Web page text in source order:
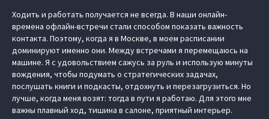
Ходить и работать получается не всегда. В наши онлайн-
времена офлайн-встречи стали способом показать важность
контакта. Поэтому, когда я в Москве, в моем расписании
доминируют именно они. Между встречами я перемещаюсь на
машине. Я с удовольствием сажусь за руль и использую минуты
вождения, чтобы подумать о стратегических задачах,
послушать книги и подкасты, отдохнуть и перезагрузиться. Но
лучше, когда меня возят: тогда в пути я работаю. Для этого мне
важны плавный ход, тишина в салоне, приятный интерьер.